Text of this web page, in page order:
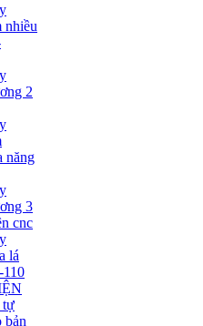
nhiều
2
năng
3
cnc
lá
tự
bản